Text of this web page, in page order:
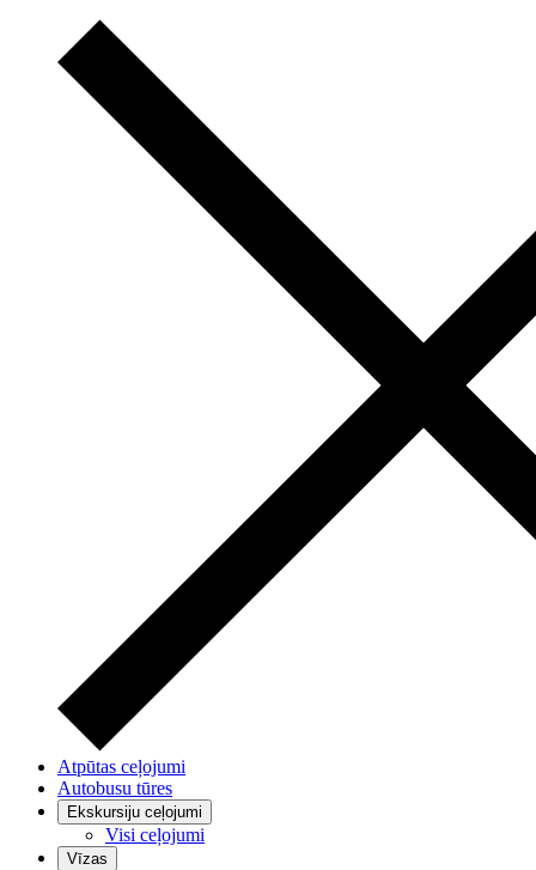
Atpūtas ceļojumi
Autobusu tūres
Ekskursiju ceļojumi
Visi ceļojumi
Vīzas